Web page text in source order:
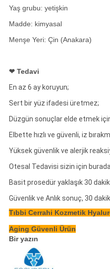
Yaş grubu: yetişkin
Madde: kimyasal
Menşe Yeri: Çin (Anakara)
❤ Tedavi
En az 6 ay koruyun;
Sert bir yüz ifadesi üretmez;
Düzgün sonuçlar elde etmek
Elbette hızlı ve güvenli, iz
Yüksek güvenlik ve alerjik
Otesal Tedavisi sizin için
Basit prosedür yaklaşık 30
Güvenlik ve Anlık sonuç, 30
Tıbbi Cerrahi Kozmetik
Aging Güvenli Ürün
Bir yazın